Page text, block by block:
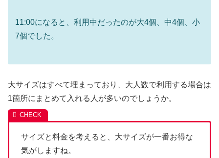
11:00になると、利用中だったのが大4個、中4個、小
7個でした。
大サイズはすべて埋まっており、大人数で利用する場合は
1箇所にまとめて入れる人が多いのでしょうか。
サイズと料金を考えると、大サイズが一番お得な
気がしますね。